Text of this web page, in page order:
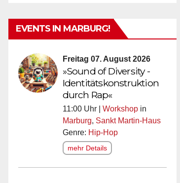
EVENTS IN MARBURG!
Freitag 07. August 2026
»Sound of Diversity -
Identitätskonstruktion
durch Rap«
11:00 Uhr | Workshopin
Marburg, Sankt Martin-Haus
Genre: Hip-Hop
mehr Details